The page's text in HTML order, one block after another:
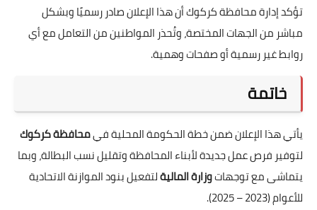
تؤكد إدارة محافظة كركوك أن هذا الإعلان صادر رسميًا وبشكل
مباشر من الجهات المختصة، وتُحذر المواطنين من التعامل مع أي
روابط غير رسمية أو صفحات وهمية.
خاتمة
يأتي هذا الإعلان ضمن خطة الحكومة المحلية فيمحافظة كركوك
لتوفير فرص عمل جديدة لأبناء المحافظة وتقليل نسب البطالة، وبما
يتماشى مع توجهاتوزارة الماليةلتفعيل بنود الموازنة الاتحادية
للأعوام (2023 – 2025).